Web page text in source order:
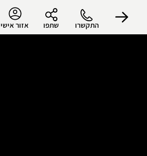
התקשרו שתפו אזור אישי